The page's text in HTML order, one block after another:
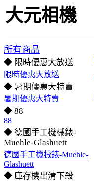
大元相機
所有商品
◆ 限時優惠大放送
限時優惠大放送
◆ 暑期優惠大特賣
暑期優惠大特賣
◆ 88
88
◆ 德國手工機械錶-
Muehle-Glashuett
德國手工機械錶-Muehle-
Glashuett
◆ 庫存機出清下殺